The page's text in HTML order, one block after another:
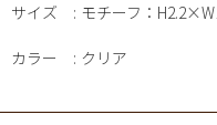
サイズ モチーフ：
カラー クリア